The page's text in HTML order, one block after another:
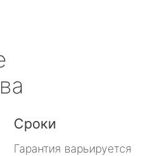
Сроки
Гарантия варьируется